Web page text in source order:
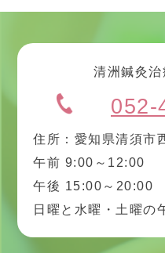
清洲鍼灸
052-
住所：愛知県清須市
午前 9:00～12:00
午後 15:00～20:00
日曜と水曜・土曜の